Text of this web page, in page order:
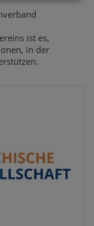
ist es,
in der